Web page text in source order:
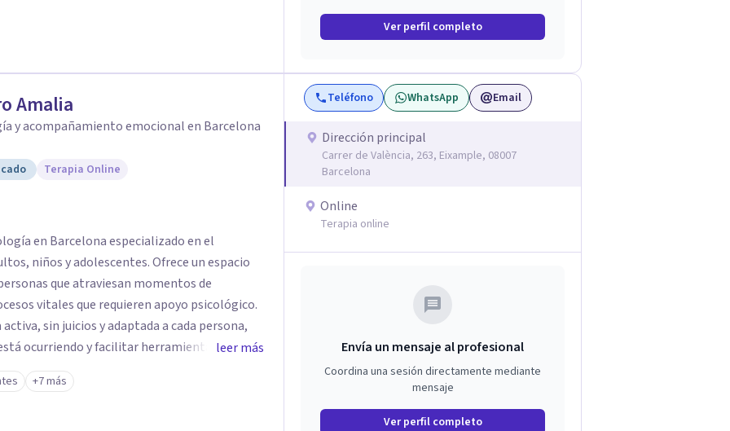
Ver perfil completo
Amalia
y acompañamiento emocional en Barcelona
Terapia Online
en Barcelona especializado en el
niños y adolescentes. Ofrece un espacio
que atraviesan momentos de
vitales que requieren apoyo psicológico.
sin juicios y adaptada a cada persona,
ocurriendo y facilitar herramientas para
La intervención se realiza en un entorno
y las necesidades de cada proceso
leer más
+7 más
Teléfono WhatsApp Email
Dirección principal
Carrer de València, 263, Eixample, 08007
Barcelona
Online
Terapia online
Envía un mensaje al profesional
Coordina una sesión directamente mediante
mensaje
Ver perfil completo